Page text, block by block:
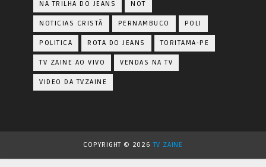
NA TRILHA DO JEANS NOT
NOTICIAS CRISTÃ PERNAMBUCO POLI
POLITICA ROTA DO JEANS TORITAMA-PE
TV ZAINE AO VIVO VENDAS NA TV
VIDEO DA TVZAINE
COPYRIGHT © 2026TV ZAINE